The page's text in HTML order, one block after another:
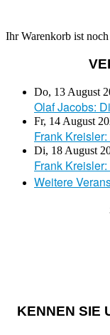
Ihr Warenkorb ist noch
Do, 13 August
Olaf Jacobs:
Fr, 14 August
Frank
Di, 18 August
Frank
Weitere
KENNEN SIE